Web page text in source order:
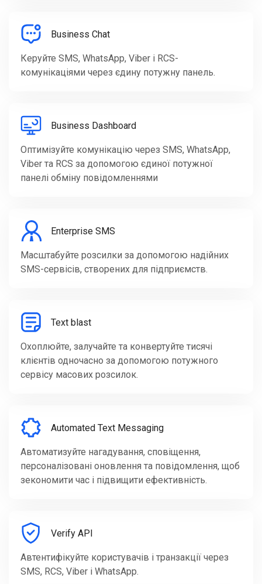
Business Chat
Керуйте SMS, WhatsApp, Viber і RCS-
комунікаціями через єдину потужну панель.
Business Dashboard
Оптимізуйте комунікацію через SMS, WhatsApp,
Viber та RCS за допомогою єдиної потужної
панелі обміну повідомленнями
Enterprise SMS
Масштабуйте розсилки за допомогою надійних
SMS-сервісів, створених для підприємств.
Text blast
Охоплюйте, залучайте та конвертуйте тисячі
клієнтів одночасно за допомогою потужного
сервісу масових розсилок.
Automated Text Messaging
Автоматизуйте нагадування, сповіщення,
персоналізовані оновлення та повідомлення, щоб
зекономити час і підвищити ефективність.
Verify API
Автентифікуйте користувачів і транзакції через
SMS, RCS, Viber і WhatsApp.